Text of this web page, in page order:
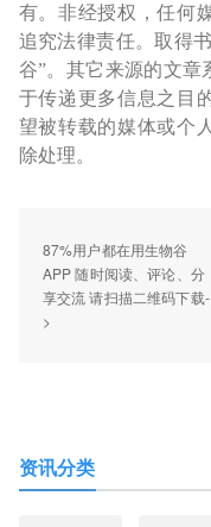
有。非经授权，任何
追究法律责任。取得
谷”。其它来源的文章
于传递更多信息之目
望被转载的媒体或个
除处理。
87%用户都在用生物谷
APP 随时阅读、评论、分
享交流 请扫描二维码下载-
>
资讯分类